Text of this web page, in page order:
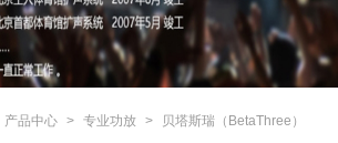
产品中心 专业功放 贝塔斯瑞（BetaThree）